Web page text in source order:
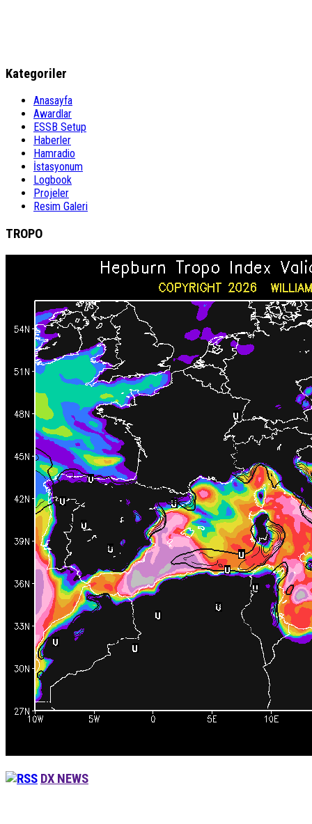
Kategoriler
Anasayfa
Awardlar
ESSB Setup
Haberler
Hamradio
İstasyonum
Logbook
Projeler
Resim Galeri
TROPO
DX NEWS